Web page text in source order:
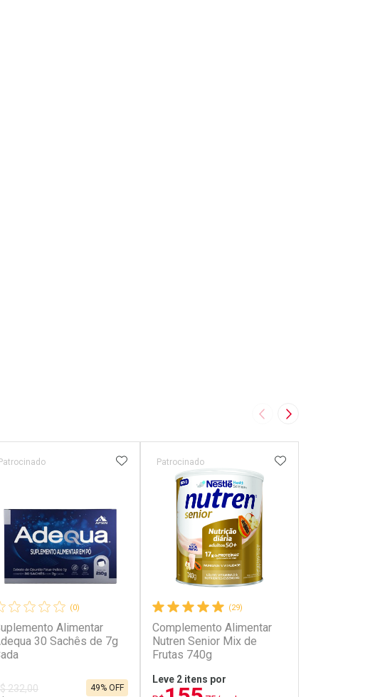
Imagem Anterior
Próxima Imagem
AOS FAVORITOS
(0)
Alimentar
30 Sachês de 7g
Patrocinado
232,00
49% OFF
ADICIONAR AOS FAVORITOS
(29)
Complemento Alimentar
Nutren Senior Mix de
Frutas 740g
Patrocinado
Leve 2 itens por
ADICIONAR AOS